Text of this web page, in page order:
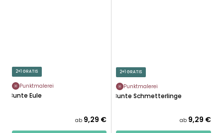
2+1 GRATIS
Punktmalerei
Bunte Eule
ab 9,29 €
2+1 GRATIS
Punktmalerei
Bunte Schmetterlinge
ab 9,29 €